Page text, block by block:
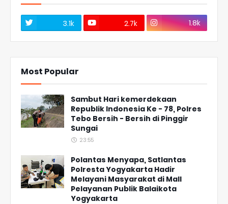
3.1k 2.7k 1.8k
Most Popular
Sambut Hari kemerdekaan
Republik Indonesia Ke - 78, Polres
Tebo Bersih - Bersih di Pinggir
Sungai
23:55
Polantas Menyapa, Satlantas
Polresta Yogyakarta Hadir
Melayani Masyarakat di Mall
Pelayanan Publik Balaikota
Yogyakarta